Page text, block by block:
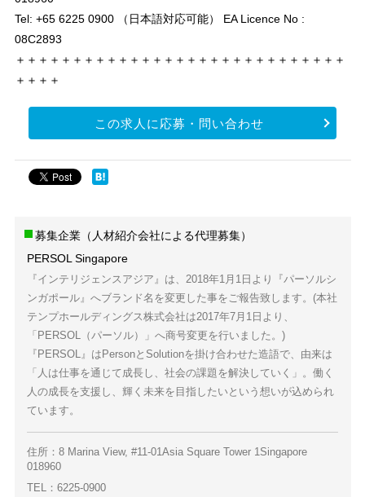
Tel: +65 6225 0900 （日本語対応可能） EA Licence No :
08C2893
＋＋＋＋＋＋＋＋＋＋＋＋＋＋＋＋＋＋＋＋＋＋＋＋＋＋＋＋＋
＋＋＋＋
この求人に応募・問い合わせ
募集企業（人材紹介会社による代理募集）
PERSOL Singapore
『インテリジェンスアジア』は、2018年1月1日より『パーソルシ
ンガポール』へブランド名を変更した事をご報告致します。(本社
テンプホールディングス株式会社は2017年7月1日より、
「PERSOL（パーソル）」へ商号変更を行いました。)
『PERSOL』はPersonとSolutionを掛け合わせた造語で、由来は
「人は仕事を通じて成長し、社会の課題を解決していく」。働く
人の成長を支援し、輝く未来を目指したいという想いが込められ
ています。
住所：8 Marina View, #11-01Asia Square Tower 1Singapore
018960
TEL：6225-0900